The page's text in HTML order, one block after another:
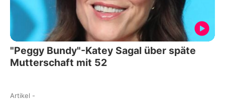
"Peggy Bundy"-Katey Sagal über späte
Mutterschaft mit 52
Artikel -